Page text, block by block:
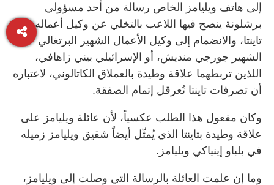
إلى هاتف ويليامز الخاص رسالة من أحد مسؤولي
برشلونة ينصح فيها اللاعب بالتخلي عن وكيل أعماله
تاينتا، والانضمام إلى وكيل الأعمال الشهير البرتغالي
الشهير جورجي منديش، أو الإسرائيلي بيني زاهافي،
اللذين تربطهما علاقة وطيدة بالعملاق الكاتالوني، لاعتباره
أن تصرفات تاينتا تُعرقل إتمام الصفقة.
وكان مفعول هذا الطلب عكسياً، لأن عائلة ويليامز على
علاقة وطيدة بتاينتا الذي يُمثّل أيضاً شقيق ويليامز زميله
في بلباو إينياكي ويليامز.
وما إن علمت العائلة بالرسالة التي وصلت إلى ويليامز،